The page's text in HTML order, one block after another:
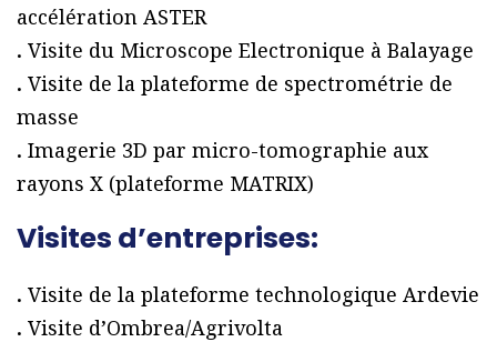
accélération ASTER
. Visite du Microscope Electronique à Balayage
. Visite de la plateforme de spectrométrie de
masse
. Imagerie 3D par micro-tomographie aux
rayons X (plateforme MATRIX)
Visites d’entreprises:
. Visite de la plateforme technologique Ardevie
. Visite d’Ombrea/Agrivolta